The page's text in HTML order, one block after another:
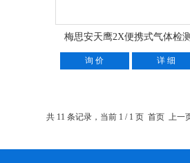
梅思安天鹰2X便携式气体检
询 价 详 细
共 11 条记录，当前 1 / 1 页 首页 上